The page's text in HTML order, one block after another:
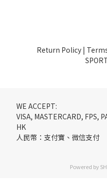
Return Policy|
WE ACCEPT:
VISA, MASTERCARD, FPS,
HK
人民幣：支付寶、微信支付
Powered by